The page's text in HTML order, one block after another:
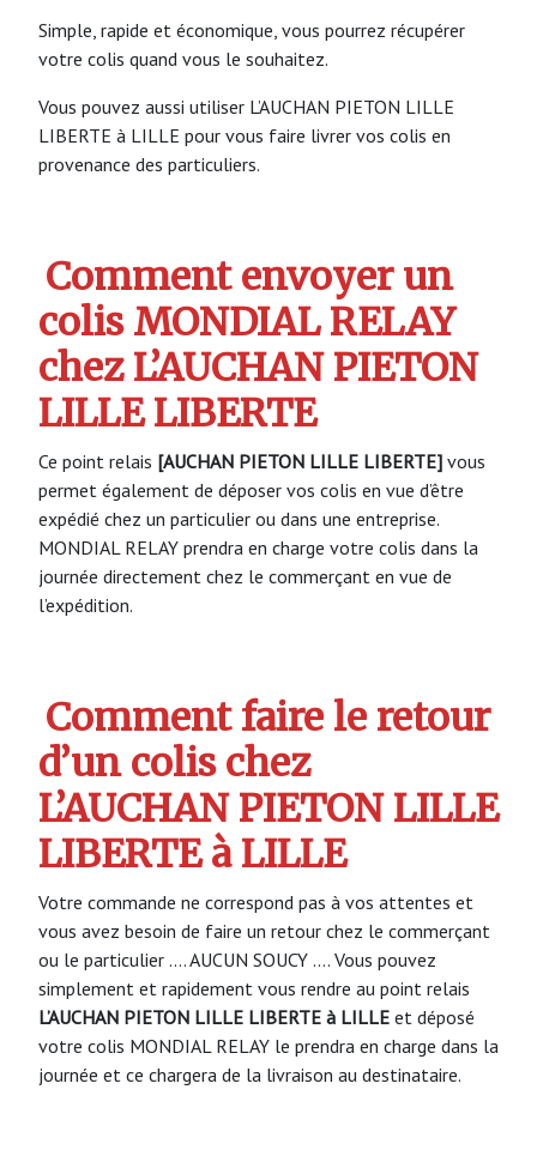
Simple, rapide et économique, vous pourrez récupérer
votre colis quand vous le souhaitez.
Vous pouvez aussi utiliser L’AUCHAN PIETON LILLE
LIBERTE à LILLE pour vous faire livrer vos colis en
provenance des particuliers.
Comment envoyer un
colis MONDIAL RELAY
chez L’AUCHAN PIETON
LILLE LIBERTE
Ce point relais [AUCHAN PIETON LILLE LIBERTE] vous
permet également de déposer vos colis en vue d’être
expédié chez un particulier ou dans une entreprise.
MONDIAL RELAY prendra en charge votre colis dans la
journée directement chez le commerçant en vue de
l’expédition.
Comment faire le retour
d’un colis chez
L’AUCHAN PIETON LILLE
LIBERTE à LILLE
Votre commande ne correspond pas à vos attentes et
vous avez besoin de faire un retour chez le commerçant
ou le particulier …. AUCUN SOUCY …. Vous pouvez
simplement et rapidement vous rendre au point relais
L’AUCHAN PIETON LILLE LIBERTE à LILLE et déposé
votre colis MONDIAL RELAY le prendra en charge dans la
journée et ce chargera de la livraison au destinataire.